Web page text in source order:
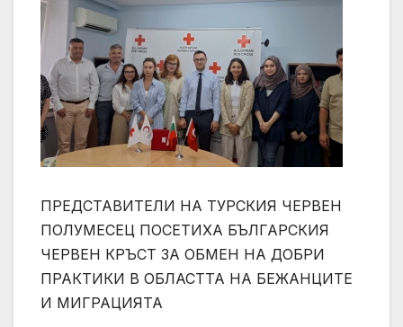
ПРЕДСТАВИТЕЛИ НА ТУРСКИЯ ЧЕРВЕН
ПОЛУМЕСЕЦ ПОСЕТИХА БЪЛГАРСКИЯ
ЧЕРВЕН КРЪСТ ЗА ОБМЕН НА ДОБРИ
ПРАКТИКИ В ОБЛАСТТА НА БЕЖАНЦИТЕ
И МИГРАЦИЯТА